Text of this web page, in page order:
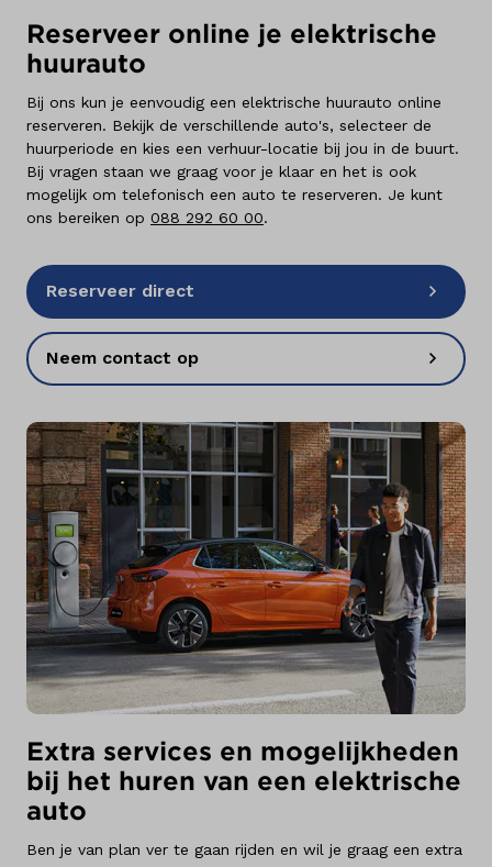
Reserveer online je elektrische
huurauto
Bij ons kun je eenvoudig een elektrische huurauto online
reserveren. Bekijk de verschillende auto's, selecteer de
huurperiode en kies een verhuur-locatie bij jou in de buurt.
Bij vragen staan we graag voor je klaar en het is ook
mogelijk om telefonisch een auto te reserveren. Je kunt
ons bereiken op 088 292 60 00.
Reserveer direct
Neem contact op
Extra services en mogelijkheden
bij het huren van een elektrische
auto
Ben je van plan ver te gaan rijden en wil je graag een extra